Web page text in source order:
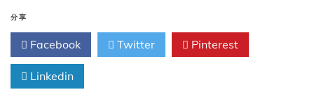
防
新
生
分享
Facebook Twitter Pinterest
Linkedin